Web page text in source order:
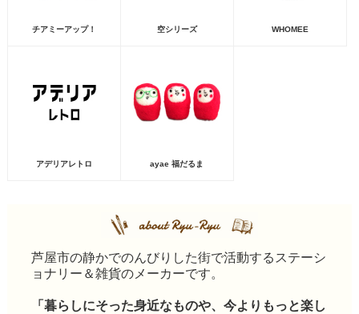
チアミーアップ！ 空シリーズ WHOMEE
アデリアレトロ ayae 福だるま
芦屋市の静かでのんびりした街で活動するステーシ
ョナリー＆雑貨のメーカーです。
「暮らしにそった身近なものや、今よりもっと楽し